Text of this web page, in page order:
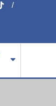
/